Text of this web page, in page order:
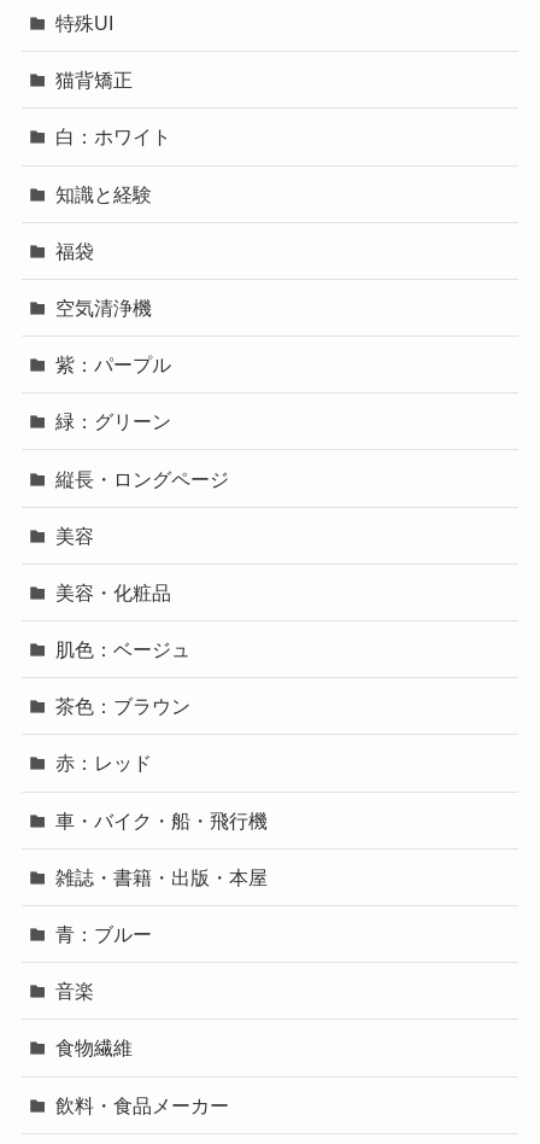
特殊UI
猫背矯正
白：ホワイト
知識と経験
福袋
空気清浄機
紫：パープル
緑：グリーン
縦長・ロングページ
美容
美容・化粧品
肌色：ベージュ
茶色：ブラウン
赤：レッド
車・バイク・船・飛行機
雑誌・書籍・出版・本屋
青：ブルー
音楽
食物繊維
飲料・食品メーカー